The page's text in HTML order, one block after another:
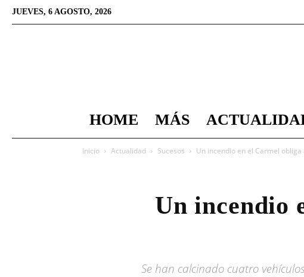
JUEVES, 6 AGOSTO, 2026
HOME MÁS
Inicio Actualidad Sucesos Un incendio en el Carmel
Un incendio
Se han calcinado cuatro